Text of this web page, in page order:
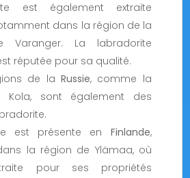
est également extraite
dans la région de la
Varanger. La labradorite
réputée pour sa qualité.
de la Russie, comme la
Kola, sont également des
est présente en Finlande,
la région de Ylämaa, où
pour ses propriétés